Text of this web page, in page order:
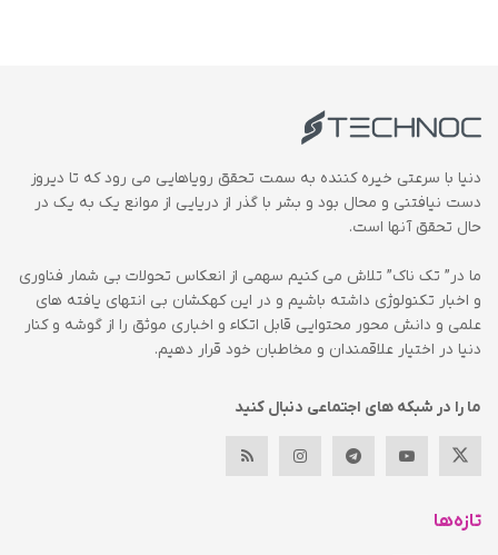
دنیا با سرعتی خیره کننده به سمت تحقق رویاهایی می رود که تا دیروز
دست نیافتنی و محال بود و بشر با گذر از دریایی از موانع یک به یک در
حال تحقق آنها است.
ما در” تک ناک” تلاش می کنیم سهمی از انعکاس تحولات بی شمار فناوری
و اخبار تکنولوژی داشته باشیم و در این کهکشان بی انتهای یافته های
علمی و دانش محور محتوایی قابل اتکاء و اخباری موثق را از گوشه و کنار
دنیا در اختیار علاقمندان و مخاطبان خود قرار دهیم.
ما را در شبکه های اجتماعی دنبال کنید
تازه‌ها